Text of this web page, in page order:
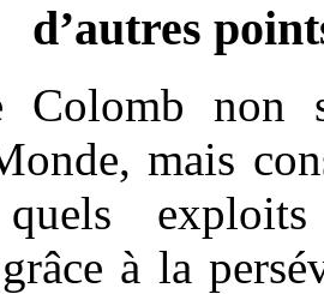
d’autres
Colomb non
mais
à la